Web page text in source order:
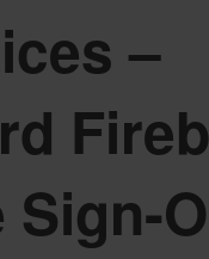
–